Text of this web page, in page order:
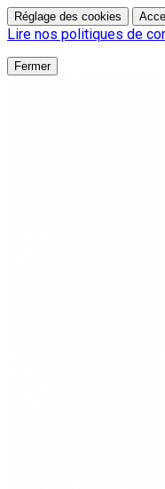
Réglage des cookies
Lire nos politiques de
Fermer